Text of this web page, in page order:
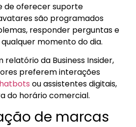
de oferecer suporte
são programados
responder perguntas e
momento do dia.
relatório da Business Insider,
preferem interações
ou assistentes digitais,
do horário comercial.
de marcas